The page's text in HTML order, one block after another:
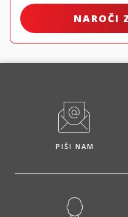
NAROČI
PIŠI NAM